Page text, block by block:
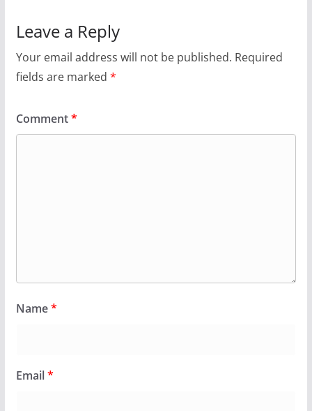
Leave a Reply
Your email address will not be published. Required
fields are marked *
Comment*
Name*
Email*